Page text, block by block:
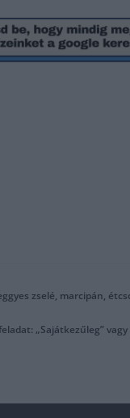
zselé, marcipán,
„Sajátkezűleg” vagy